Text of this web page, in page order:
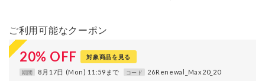
ご利用可能なクーポン
20% OFF 対象商品を見る
期間 8月17日 (Mon) 11:59まで コード 26Renewal_Max20_20